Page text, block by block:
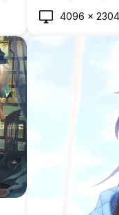
con rồng hùng vĩ
phân giải cao.
4096 × 2304